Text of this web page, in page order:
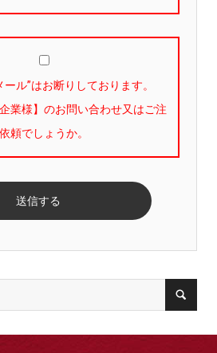
ル”はお断りしております。
業様】のお問い合わせ又はご注
頼でしょうか。